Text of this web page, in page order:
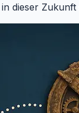
dieser Zukunft